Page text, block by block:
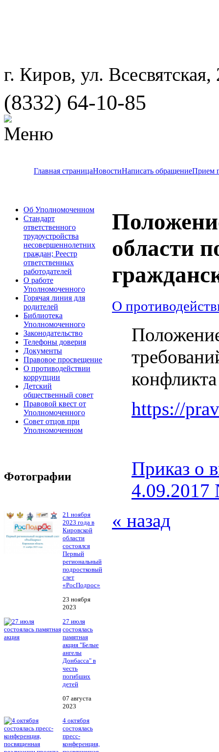
г. Киров, ул. Всесвятская,
(8332) 64-10-85
Главная страницаНовостиНаписать обращениеПрием
Об Уполномоченном
Стандарт
ответственного
трудоустройства
несовершеннолетних
граждан; Реестр
ответственных
работодателей
О работе
Уполномоченного
Горячая линия для
родителей
Библиотека
Уполномоченного
Законодательство
Телефоны доверия
Документы
Правовое просвещение
О противодействии
коррупции
Детский
общественный совет
Правовой квест от
Уполномоченного
Совет отцов при
Уполномоченном
Фотографии
21 ноября
2023 года в
Кировской
области
состоялся
Первый
региональный
подростковый
слет
«РосПодрос»
23 ноября
2023
27 июля
состоялась
памятная
акция "Белые
ангелы
Донбасса" в
честь
погибших
детей
07 августа
2023
4 октября
состоялась
пресс-
конференция,
области
О
https://
Приказ о
« назад